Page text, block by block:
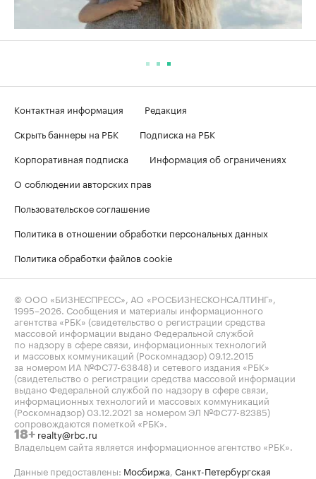
Контактная информация
Редакция
Скрыть баннеры на РБК
Подписка на РБК
Корпоративная подписка
Информация об ограничениях
О соблюдении авторских прав
Пользовательское соглашение
Политика в отношении обработки персональных данных
Политика обработки файлов cookie
© ООО «БИЗНЕСПРЕСС», АО «РОСБИЗНЕСКОНСАЛТИНГ»,
1995–2026. Сообщения и материалы информационного
агентства «РБК» (свидетельство о регистрации средства
массовой информации выдано Федеральной службой
по надзору в сфере связи, информационных технологий
и массовых коммуникаций (Роскомнадзор) 09.12.2015
за номером ИА №ФС77-63848) и сетевого издания «РБК»
(свидетельство о регистрации средства массовой информации
выдано Федеральной службой по надзору в сфере связи,
информационных технологий и массовых коммуникаций
(Роскомнадзор) 03.12.2021 за номером ЭЛ №ФС77-82385)
сопровождаются пометкой «РБК».
18+ realty@rbc.ru
Владельцем сайта является информационное агентство «РБК».
Данные предоставлены: Мосбиржа, Санкт-Петербургская